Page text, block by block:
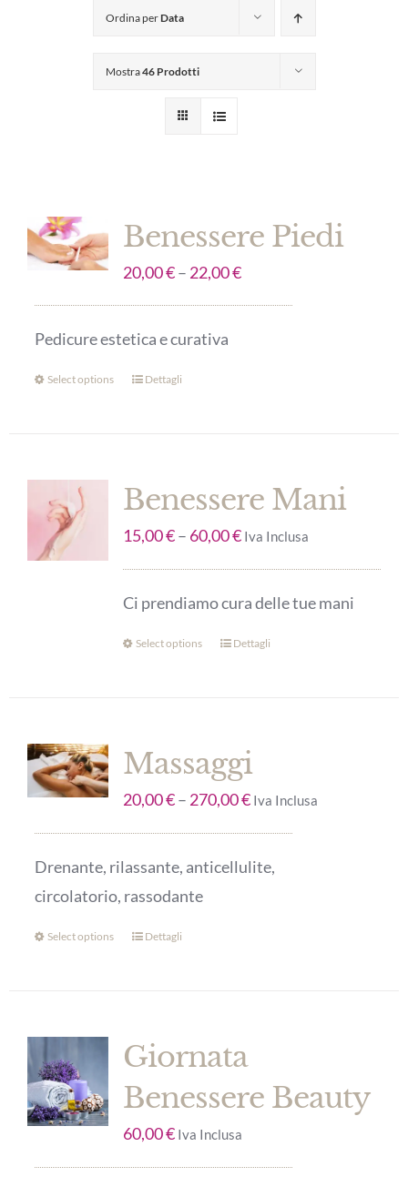
Ordina perData
Mostra46 Prodotti
Benessere Piedi
20,00€– 22,00€
Pedicure estetica e curativa
Select options Dettagli
Benessere Mani
15,00€– 60,00€ Iva Inclusa
Ci prendiamo cura delle tue mani
Select options Dettagli
Massaggi
20,00€– 270,00€ Iva Inclusa
Drenante, rilassante, anticellulite,
circolatorio, rassodante
Select options Dettagli
Giornata
Benessere Beauty
60,00€ Iva Inclusa